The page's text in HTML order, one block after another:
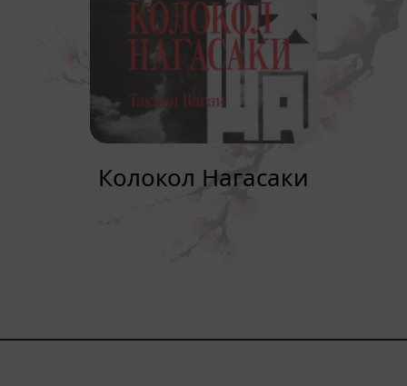
Колокол Нагасаки